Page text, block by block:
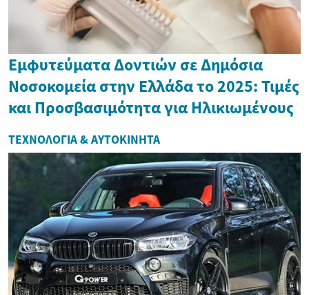
Εμφυτεύματα Δοντιών σε Δημόσια
Νοσοκομεία στην Ελλάδα το 2025: Τιμές
και Προσβασιμότητα για Ηλικιωμένους
ΤΕΧΝΟΛΟΓΊΑ & ΑΥΤΟΚΊΝΗΤΑ